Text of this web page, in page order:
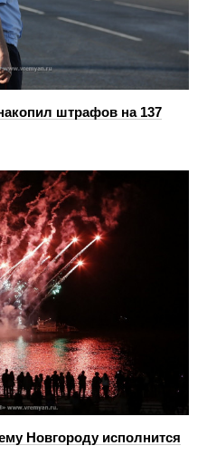
штрафов на 137
Новгороду исполнится